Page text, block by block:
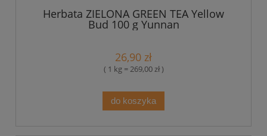
Herbata ZIELONA GREEN TEA Yellow
Bud 100 g Yunnan
26,90 zł
( 1 kg = 269,00 zł )
do koszyka